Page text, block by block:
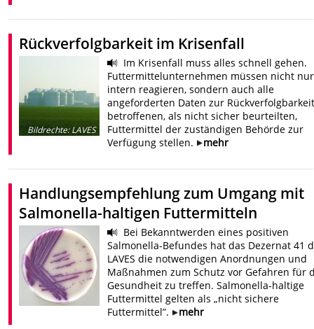
Rückverfolgbarkeit im Krisenfall
Bildrechte:LAVES
Im Krisenfall muss alles schnell gehen.
Futtermittelunternehmen müssen nicht nur
intern reagieren, sondern auch alle
angeforderten Daten zur
betroffenen, als nicht sicher beurteilten,
Futtermittel der zuständigen Behörde zur
Verfügung stellen.
mehr
Handlungsempfehlung zum Umgang mit
Salmonella-haltigen Futtermitteln
Bei Bekanntwerden eines positiven
Salmonella-Befundes hat das Dezernat 41
LAVES die notwendigen Anordnungen und
Maßnahmen zum Schutz vor Gefahren für
Gesundheit zu treffen. Salmonella-haltige
Futtermittel gelten als „nicht sichere
Futtermittel”.
mehr